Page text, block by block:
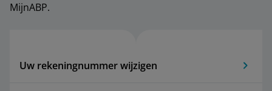
MijnABP.
Uw rekeningnummer wijzigen